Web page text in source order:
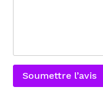
Soumettre l’avis